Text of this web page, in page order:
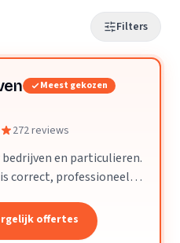
Filters
Meest gekozen
272 reviews
en particulieren.
correct, professioneel
enkel probleem.
offertes